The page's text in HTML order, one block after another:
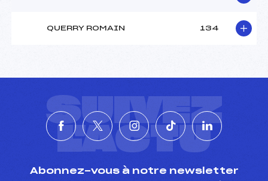
QUERRY ROMAIN 134
SUIVEZ
L'ACTU
Abonnez-vous à notre newsletter